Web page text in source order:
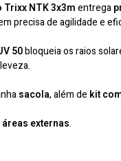
Trixx NTK 3x3mentrega
precisa de agilidade e
50bloqueia os raios
sacola, além de kit
externas.